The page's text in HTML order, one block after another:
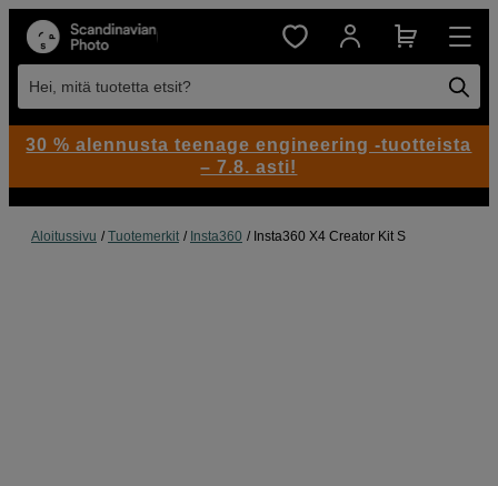
Hei, mitä tuotetta etsit?
Aloitussivu Tuotemerkit Insta360 Insta360 X4 Creator Kit S
30 % alennusta teenage engineering -tuotteista
– 7.8. asti!